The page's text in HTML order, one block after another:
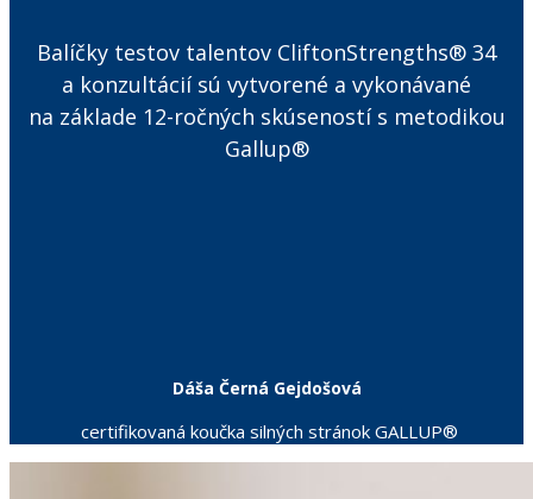
Balíčky testov talentov CliftonStrengths® 34
a konzultácií sú vytvorené a vykonávané
na základe 12-ročných skúseností s metodikou
Gallup®
Dáša Černá Gejdošová
certifikovaná koučka silných stránok GALLUP®